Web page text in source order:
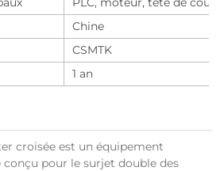
Chine
CSMTK
1 an
croisée est un équipement
pour le surjet double des